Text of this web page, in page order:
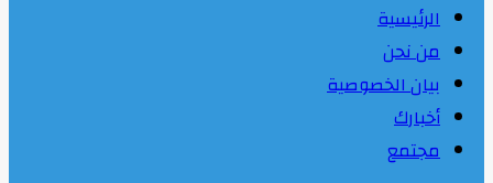
الرئيسية
من نحن
بيان الخصوصية
أخبارك
مجتمع